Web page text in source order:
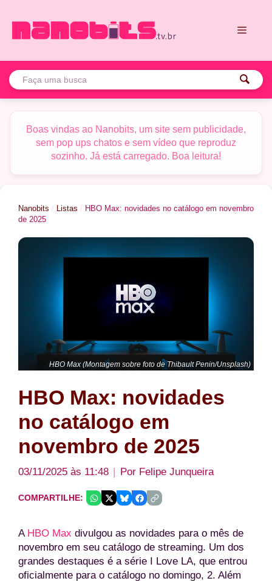
para
Boas vindas ao Nanobits, um site sem publicidade,
sem pop ups chatos e sem vídeo que reproduz
sozinho. Já está carregado. Boa leitura!
Nanobits / Listas / HBO Max: novidades no catálogo em novembro
de 2025
HBO Max (Montagem sobre foto de Thibault Penin/Unsplash)
HBO Max: novidades
no catálogo em
novembro de 2025
03/11/2025 às 11:48 Por Felipe Junqueira
COMPARTILHE:
A HBO Max divulgou as novidades para o mês de
novembro em seu catálogo de streaming. Um dos
grandes destaques é a série I Love LA, que entrou
oficialmente para o catálogo no domingo, 2. Além